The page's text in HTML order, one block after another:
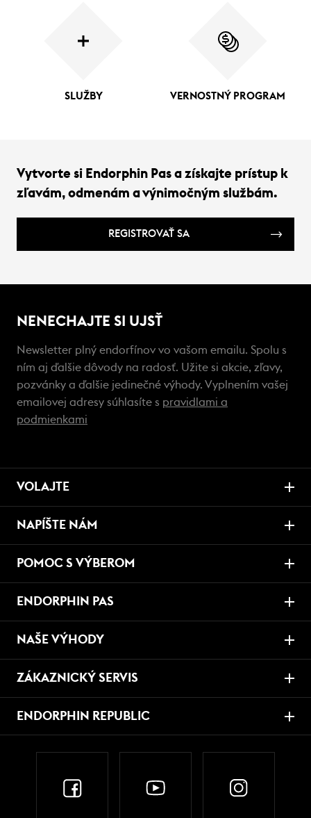
SLUŽBY VERNOSTNÝ PROGRAM
Vytvorte si Endorphin Pas a získajte prístup k
zľavám, odmenám a výnimočným službám.
REGISTROVAŤ SA
NENECHAJTE SI UJSŤ
Newsletter plný endorfínov vo vašom emailu. Spolu s
ním aj ďalšie dôvody na radosť. Užite si akcie, zľavy,
pozvánky a ďalšie jedinečné výhody. Vyplnením vašej
emailovej adresy súhlasíte s pravidlami a
podmienkami
VOLAJTE
NAPÍŠTE NÁM
POMOC S VÝBEROM
ENDORPHIN PAS
NAŠE VÝHODY
ZÁKAZNICKÝ SERVIS
ENDORPHIN REPUBLIC